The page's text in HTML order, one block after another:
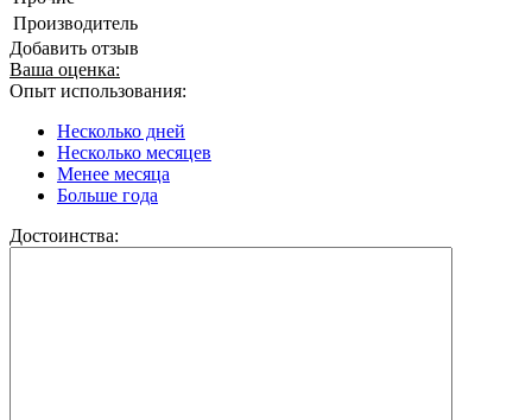
Производитель
Добавить отзыв
Ваша оценка:
Опыт использования:
Несколько дней
Несколько месяцев
Менее месяца
Больше года
Достоинства: